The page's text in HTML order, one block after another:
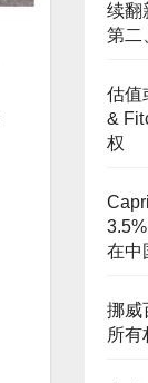
续翻
第二
估值
&
权
在中
挪威
所有